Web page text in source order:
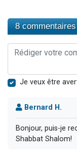
8 commentaires
Je veux être
Bernard H.
Bonjour, puis-je
Shabbat Shalom!